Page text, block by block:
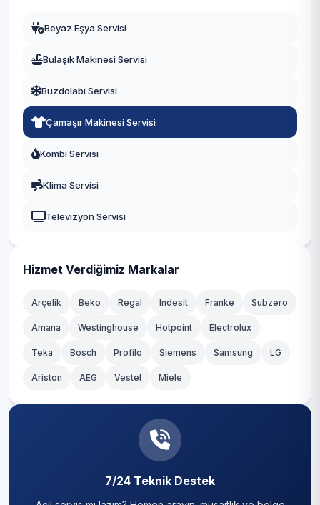
Beyaz Eşya Servisi
Bulaşık Makinesi Servisi
Buzdolabı Servisi
Çamaşır Makinesi Servisi
Kombi Servisi
Klima Servisi
Televizyon Servisi
Hizmet Verdiğimiz Markalar
Arçelik Beko Regal Indesit Franke Subzero
Amana Westinghouse Hotpoint Electrolux
Teka Bosch Profilo Siemens Samsung LG
Ariston AEG Vestel Miele
7/24 Teknik Destek